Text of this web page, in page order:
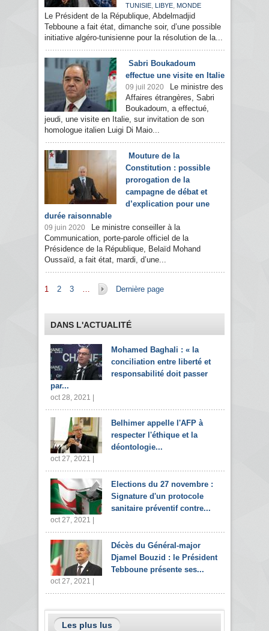
TUNISIE, LIBYE, MONDE
Le Président de la République, Abdelmadjid
Tebboune a fait état, dimanche soir, d’une possible
initiative algéro-tunisienne pour la résolution de la...
Sabri Boukadoum
effectue une visite en Italie
09 juil 2020
Le ministre des
Affaires étrangères, Sabri
Boukadoum, a effectué,
jeudi, une visite en Italie, sur invitation de son
homologue italien Luigi Di Maio...
Mouture de la
Constitution : possible
prorogation de la
campagne de débat et
d’explication pour une
durée raisonnable
09 juin 2020
Le ministre conseiller à la
Communication, porte-parole officiel de la
Présidence de la République, Belaïd Mohand
Oussaïd, a fait état, mardi, d’une...
Pages
1 2 3 … Dernière page
DANS L'ACTUALITÉ
Mohamed Baghali : « la
conciliation entre liberté et
responsabilité doit passer
par...
oct 28, 2021 |
Belhimer appelle l'AFP à
respecter l'éthique et la
déontologie...
oct 27, 2021 |
Elections du 27 novembre :
Signature d'un protocole
sanitaire préventif contre...
oct 27, 2021 |
Décès du Général-major
Djamel Bouzid : le Président
Tebboune présente ses...
oct 27, 2021 |
Les plus lus